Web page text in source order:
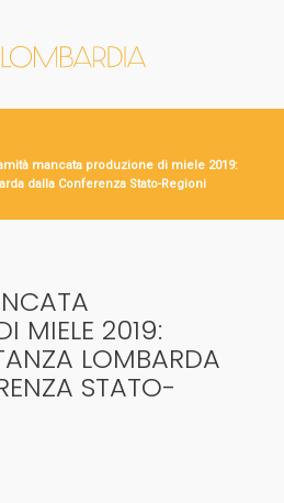
mancata produzione di miele 2019:
dalla Conferenza Stato-Regioni
MIELE 2019:
LOMBARDA
STATO-